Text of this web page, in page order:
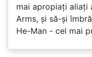
mai apropiați aliați
Arms, și să-și
He-Man - cel mai